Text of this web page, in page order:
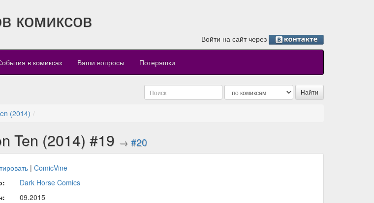
комиксов
Войти на сайт через
в комиксах Ваши вопросы Потеряшки
(2014)
Ten (2014) #19 → #20
| ComicVine
Dark Horse Comics
09.2015